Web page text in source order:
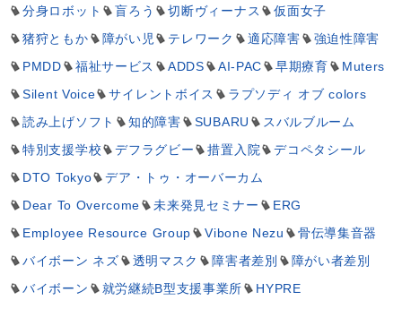
分身ロボット
盲ろう 切断ヴィーナス
仮面女子
猪狩ともか
障がい児 テレワーク 適応障害
強迫性障害
PMDD
福祉サービス ADDS AI-PAC 早期療育
Muters
Silent Voice
サイレントボイス
ラプソディ オブ colors
読み上げソフト
知的障害 SUBARU
スバルブルーム
特別支援学校
デフラグビー 措置入院
デコペタシール
DTO Tokyo
デア・トゥ・オーバーカム
Dear To Overcome
未来発見セミナー
ERG
Employee Resource Group
Vibone Nezu
骨伝導集音器
バイボーン ネズ
透明マスク 障害者差別
障がい者差別
バイボーン
就労継続B型支援事業所
HYPRE